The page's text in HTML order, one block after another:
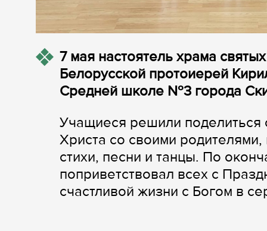
7 мая настоятель храма
Белорусской протоиерей
Средней школе №3 города
Учащиеся решили поделиться
Христа со своими
стихи, песни и танцы. По
поприветствовал всех с
счастливой жизни с Богом в